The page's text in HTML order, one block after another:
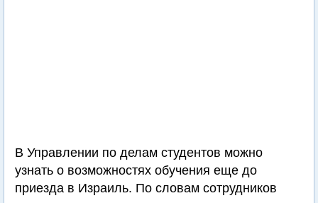
В Управлении по делам студентов можно
узнать о возможностях обучения еще до
приезда в Израиль. По словам сотрудников